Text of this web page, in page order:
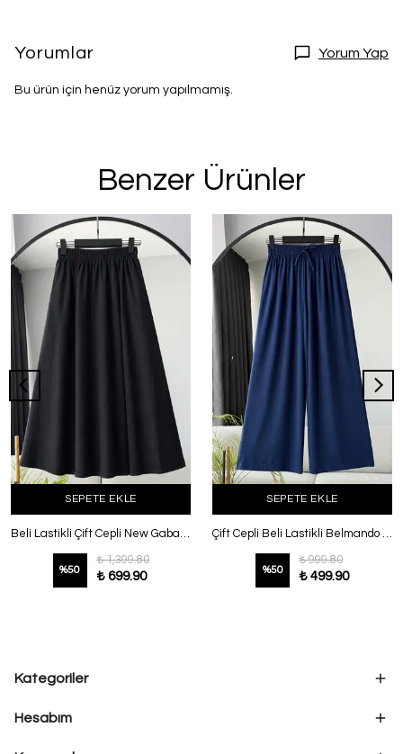
Yorumlar Yorum Yap
Bu ürün için henüz yorum yapılmamış.
Benzer Ürünler
SEPETE EKLE
Beli Lastikli Çift Cepli New Gabardin Etek Siyah
%50
₺ 1,399.80
₺ 699.90
SEPETE EKLE
Çift Cepli Beli Lastikli Belmando Pantolon Lacivert
%50
₺ 999.80
₺ 499.90
Kategoriler
Hesabım